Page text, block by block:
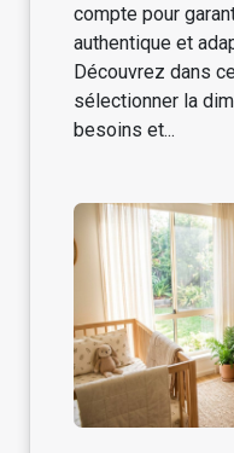
compte pour
authentique et
Découvrez dans
sélectionner la
besoins et...